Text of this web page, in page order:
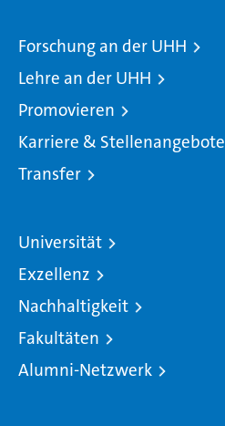
Forschung an der UHH
Lehre an der UHH
Promovieren
Karriere & Stellenangebote
Transfer
Universität
Exzellenz
Nachhaltigkeit
Fakultäten
Alumni-Netzwerk